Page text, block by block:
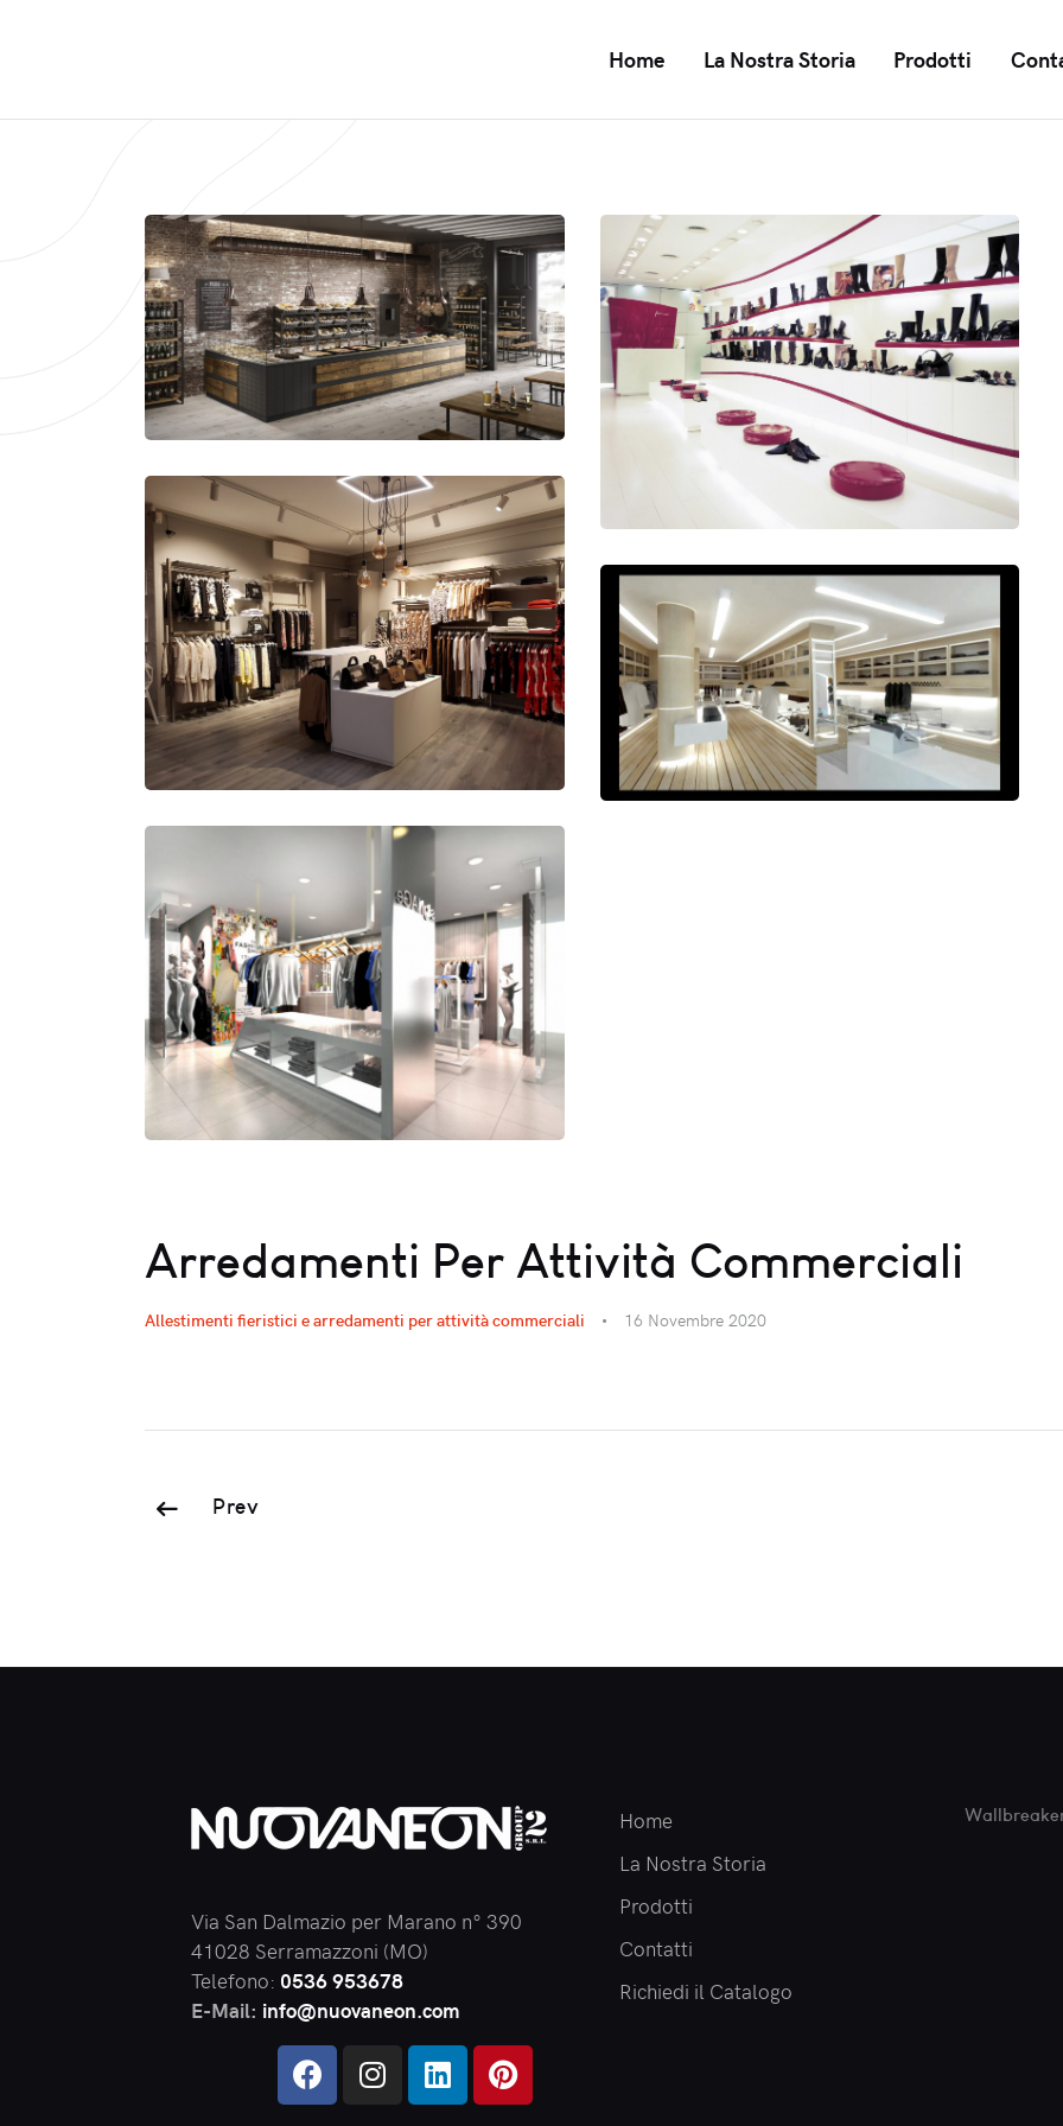
Home La Nostra Storia Prodotti
Arredamenti Per Attività Commerciali
Allestimenti fieristici e arredamenti per attività commerciali 16 Novembre 2020
Prev
Via San Dalmazio per Marano n° 390
41028 Serramazzoni (MO)
Telefono: 0536 953678
E-Mail: info@nuovaneon.com
Home
La Nostra Storia
Prodotti
Contatti
Richiedi il Catalogo